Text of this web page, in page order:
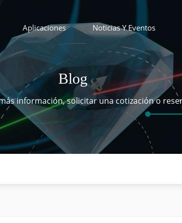
Aplicaciones Noticias Y Eventos
Blog
información, solicitar una cotización o